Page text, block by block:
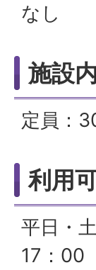
なし
施設
定員：
利用
平日・
17：00